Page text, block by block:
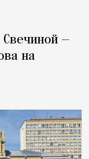
—
на